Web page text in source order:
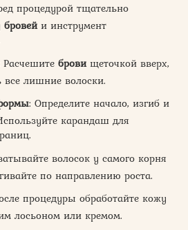
процедурой тщательно
бровейи инструмент
Расчешите бровищеточкой вверх,
все лишние волоски.
: Определите начало, изгиб и
карандаш для
волосок у самого корня
по направлению роста.
процедуры обработайте кожу
лосьоном или кремом.